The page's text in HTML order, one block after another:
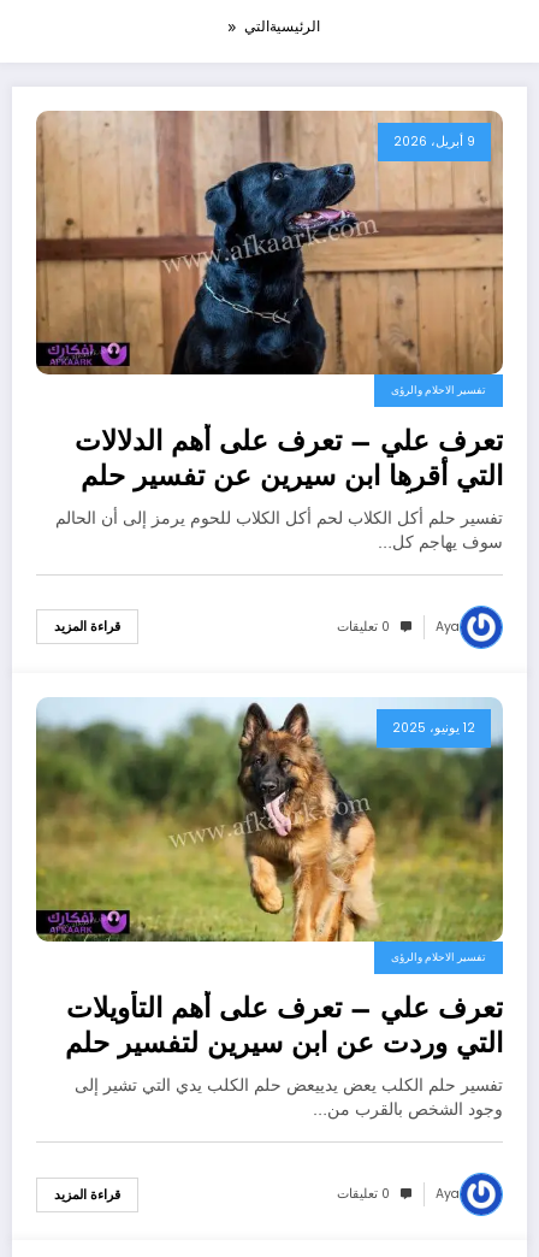
الرئيسيةالتي
9 أبريل، 2026
تفسير الاحلام والرؤى
تعرف علي – تعرف على أهم الدلالات
التي أقرها ابن سيرين عن تفسير حلم
الكلاب تأكل لحم – بالتفصيل
تفسير حلم أكل الكلاب لحم أكل الكلاب للحوم يرمز إلى أن الحالم
سوف يهاجم كل…
Aya 0 تعليقات قراءة المزيد
12 يونيو، 2025
تفسير الاحلام والرؤى
تعرف علي – تعرف على أهم التأويلات
التي وردت عن ابن سيرين لتفسير حلم
الكلب يعض يدي – بالتفصيل
تفسير حلم الكلب يعض يدييعض حلم الكلب يدي التي تشير إلى
وجود الشخص بالقرب من…
Aya 0 تعليقات قراءة المزيد